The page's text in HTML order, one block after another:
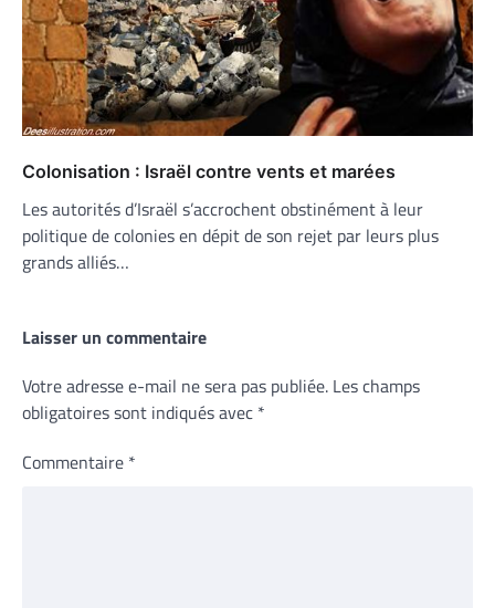
Colonisation : Israël contre vents et marées
Les autorités d’Israël s’accrochent obstinément à leur
politique de colonies en dépit de son rejet par leurs plus
grands alliés…
Laisser un commentaire
Votre adresse e-mail ne sera pas publiée. Les champs
obligatoires sont indiqués avec *
Commentaire *